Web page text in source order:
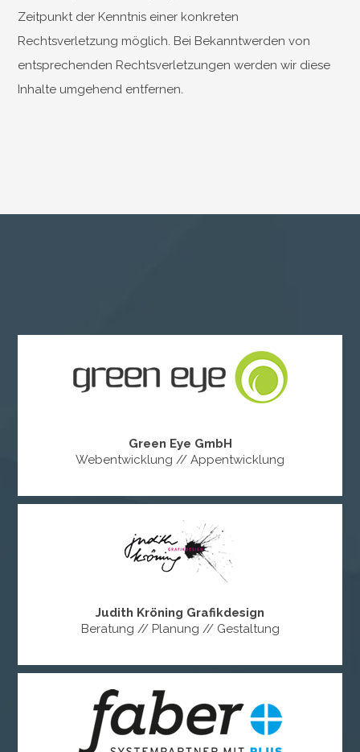
Zeitpunkt der Kenntnis einer konkreten
Rechtsverletzung möglich. Bei Bekanntwerden von
entsprechenden Rechtsverletzungen werden wir diese
Inhalte umgehend entfernen.
Green Eye GmbH
Webentwicklung // Appentwicklung
Judith Kröning Grafikdesign
Beratung // Planung // Gestaltung